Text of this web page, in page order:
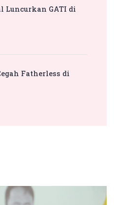
Luncurkan GATI di
Fatherless di